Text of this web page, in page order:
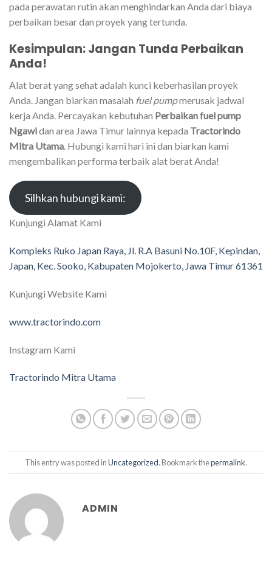
pada perawatan rutin akan menghindarkan Anda dari biaya
perbaikan besar dan proyek yang tertunda.
Kesimpulan: Jangan Tunda Perbaikan
Anda!
Alat berat yang sehat adalah kunci keberhasilan proyek
Anda. Jangan biarkan masalah fuel pumpmerusak jadwal
kerja Anda. Percayakan kebutuhan Perbaikan fuel pump
Ngawidan area Jawa Timur lainnya kepada Tractorindo
Mitra Utama . Hubungi kami hari ini dan biarkan kami
mengembalikan performa terbaik alat berat Anda!
Silhkan hubungi kami:
Kunjungi Alamat Kami
Kompleks Ruko Japan Raya, Jl. R.A Basuni No.10F, Kepindan,
Japan, Kec. Sooko, Kabupaten Mojokerto, Jawa Timur 61361
Kunjungi Website Kami
www.tractorindo.com
Instagram Kami
Tractorindo Mitra Utama
This entry was posted inUncategorized. Bookmark thepermalink.
ADMIN